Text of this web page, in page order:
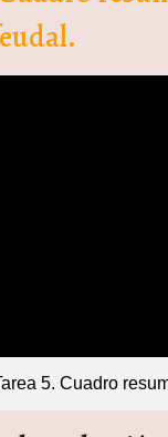
5. Cuadro resumen